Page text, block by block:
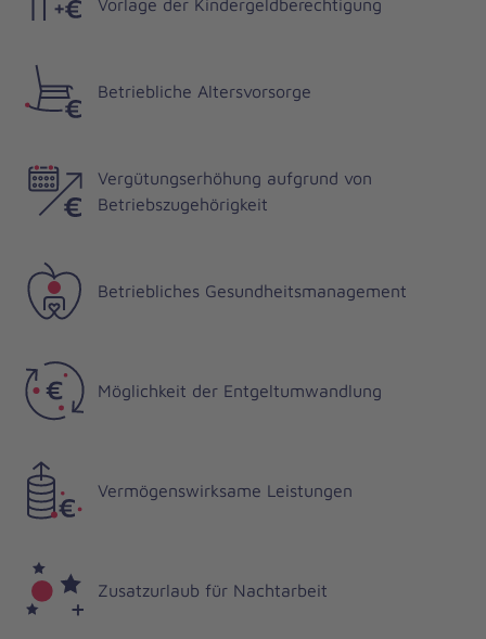
Vorlage der Kindergeldberechtigung
Betriebliche Altersvorsorge
Vergütungserhöhung aufgrund von
Betriebszugehörigkeit
Betriebliches Gesundheitsmanagement
Möglichkeit der Entgeltumwandlung
Vermögenswirksame Leistungen
Zusatzurlaub für Nachtarbeit